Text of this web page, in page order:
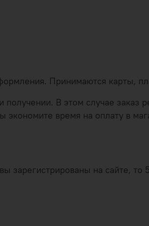
Принимаются карты,
В этом случае заказ
экономите время на оплату в
зарегистрированы на сайте,